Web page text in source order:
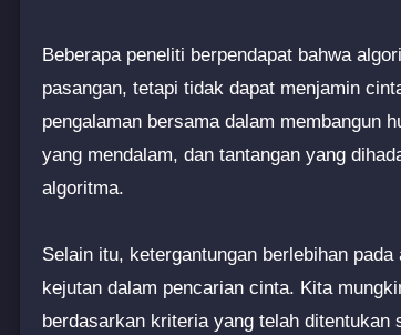
Beberapa peneliti berpendapat bahwa
pasangan, tetapi tidak dapat menjamin
pengalaman bersama dalam membangun
yang mendalam, dan tantangan yang
algoritma.
Selain itu, ketergantungan berlebihan
kejutan dalam pencarian cinta. Kita
berdasarkan kriteria yang telah ditentukan